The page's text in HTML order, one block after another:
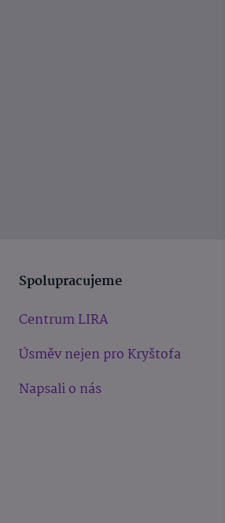
Spolupracujeme
Centrum LIRA
Úsměv nejen pro Kryštofa
Napsali o nás